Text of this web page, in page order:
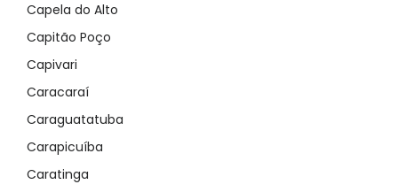
Capela do Alto
Capitão Poço
Capivari
Caracaraí
Caraguatatuba
Carapicuíba
Caratinga